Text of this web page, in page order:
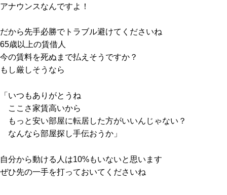
アナウンスなんですよ！
だから先手必勝でトラブル避けてくださいね
65歳以上の賃借人
今の賃料を死ぬまで払えそうですか？
もし厳しそうなら
「いつもありがとうね
ここさ家賃高いから
もっと安い部屋に転居した方がいいんじゃない？
なんなら部屋探し手伝おうか」
自分から動ける人は10%もいないと思います
ぜひ先の一手を打っておいてくださいね